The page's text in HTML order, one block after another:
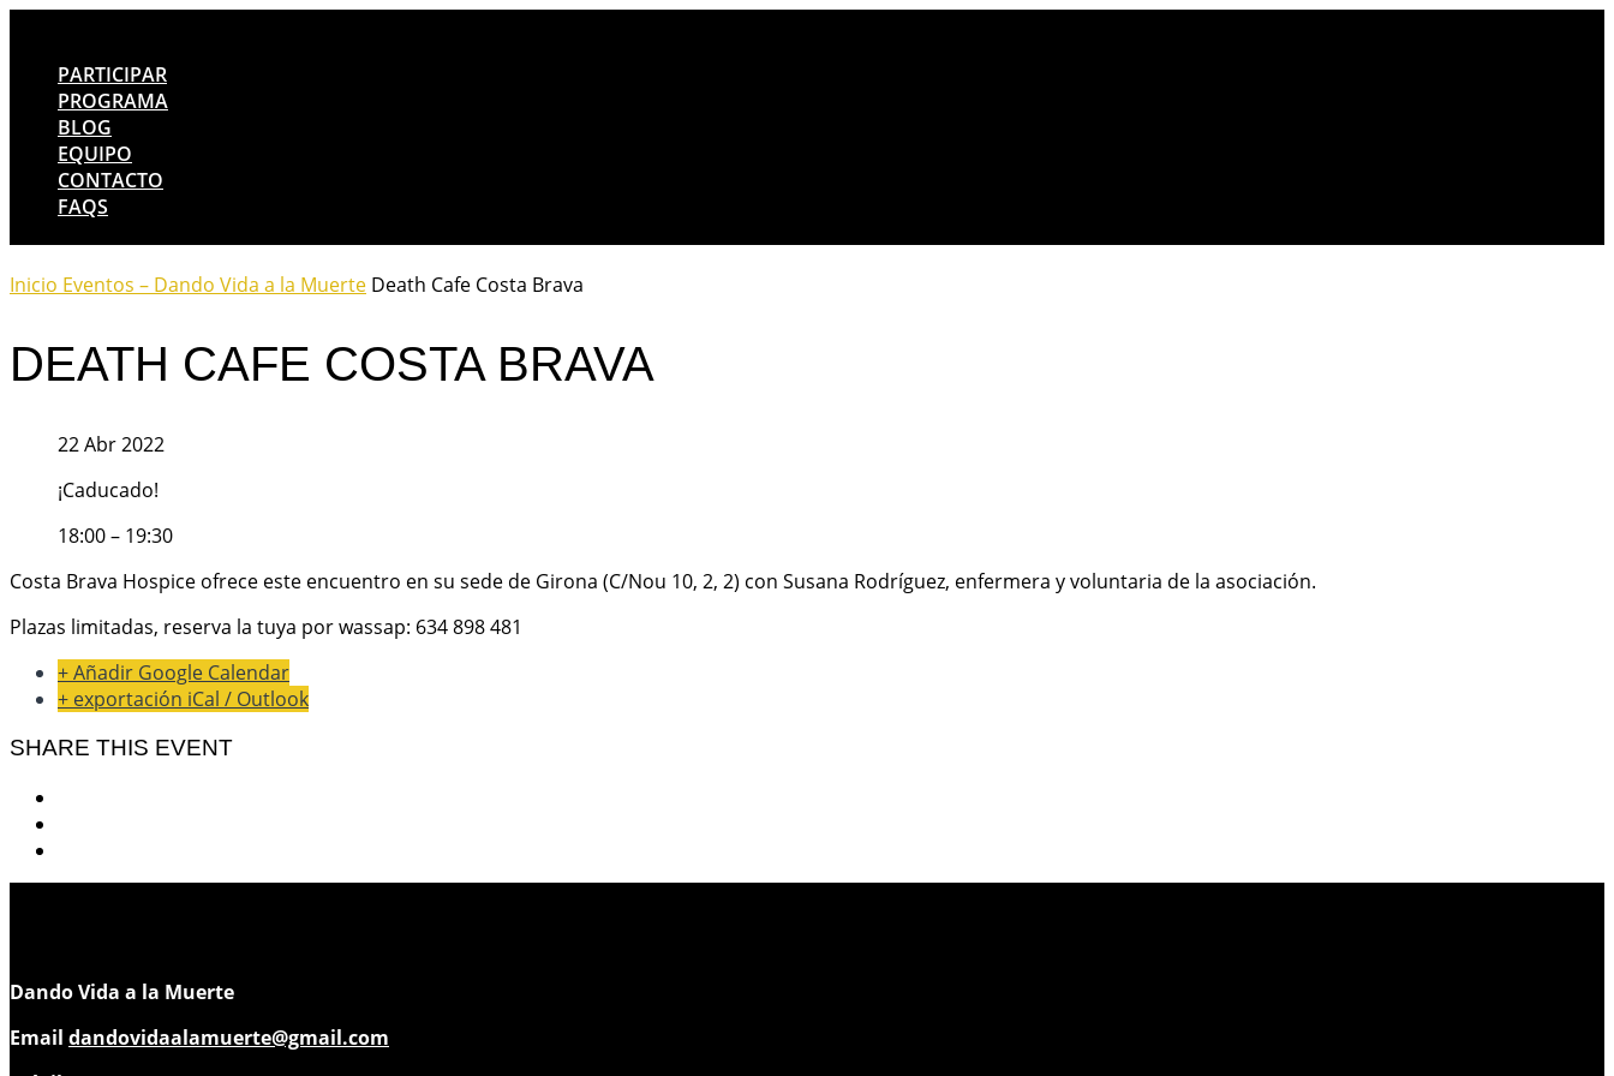
PARTICIPAR
PROGRAMA
BLOG
EQUIPO
CONTACTO
FAQS
Inicio Eventos – Dando Vida a la Muerte Death Cafe Costa Brava
DEATH CAFE COSTA BRAVA
22 Abr 2022
¡Caducado!
18:00 – 19:30
Costa Brava Hospice ofrece este encuentro en su sede de Girona (C/Nou 10, 2, 2) con Susana Rodríguez, enfermera y voluntaria de la asociación.
Plazas limitadas, reserva la tuya por wassap: 634 898 481
+ Añadir Google Calendar
+ exportación iCal / Outlook
SHARE THIS EVENT
Dando Vida a la Muerte
Email dandovidaalamuerte@gmail.com